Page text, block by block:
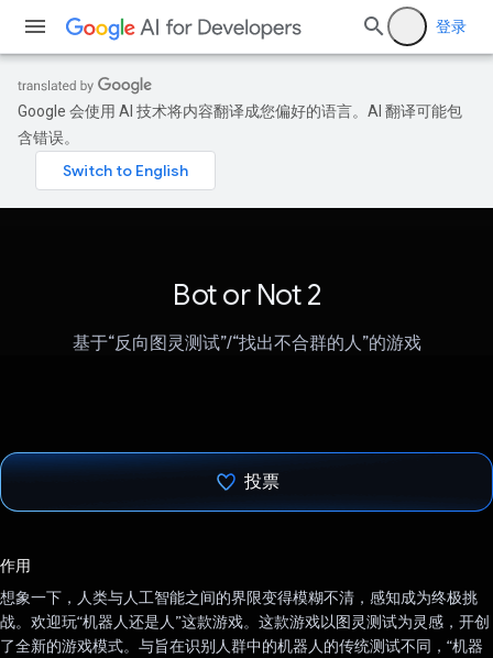
登录
Google 会使用 AI 技术将内容翻译成您偏好的语言。AI 翻译可能包
含错误。
Bot or Not 2
基于“反向图灵测试”/“找出不合群的人”的游戏
投票
作用
想象一下，人类与人工智能之间的界限变得模糊不清，感知成为终极挑
战。欢迎玩“机器人还是人”这款游戏。这款游戏以图灵测试为灵感，开创
了全新的游戏模式。与旨在识别人群中的机器人的传统测试不同，“机器